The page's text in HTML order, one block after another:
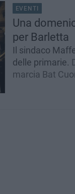
EVENTI
Una
per Barletta
Il sindaco
delle primarie.
marcia Bat